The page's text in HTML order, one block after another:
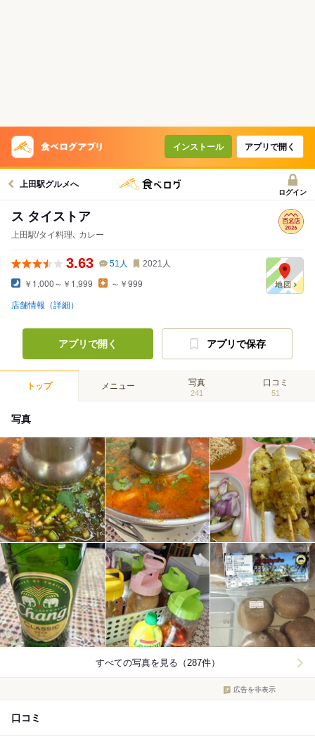
インストール アプリで開く
上田駅グルメへ
ログイン
ス タイストア
上田駅/タイ料理､ カレー
3.63 51 人 2021 人
￥1,000～￥1,999 ～￥999
店舗情報（詳細）
アプリで開く アプリで保存
トップ メニュー 写真
241
口コミ
51
写真
すべての写真を見る（287件）
広告を非表示
口コミ